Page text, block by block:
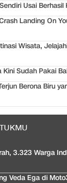
Usai Berhasil
Landing On
Wisata,
Sudah Pakai
Berona Biru
3.323 Warga
Veda Ega di